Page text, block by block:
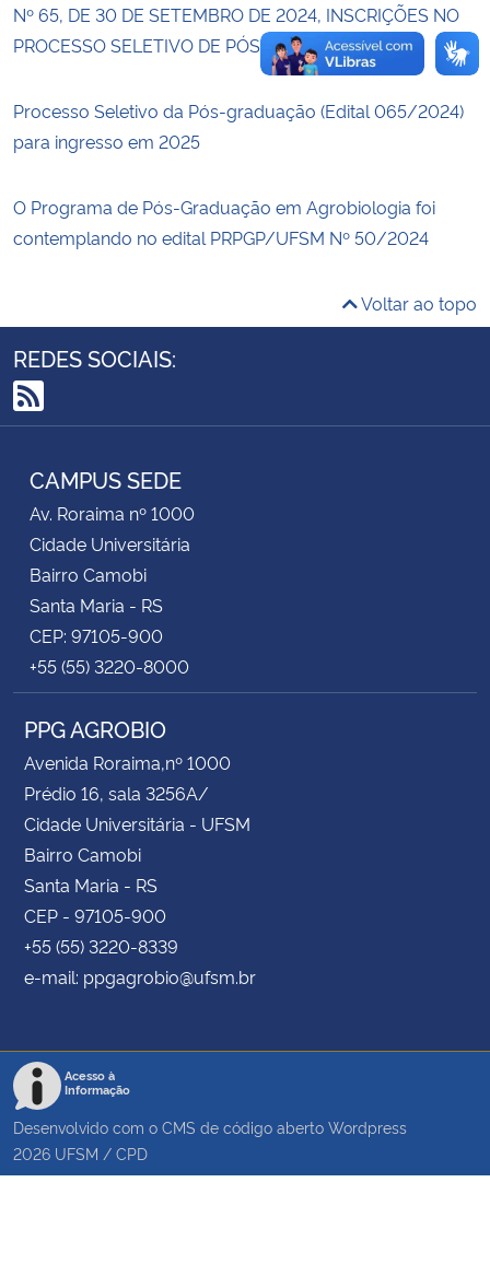
Advocacia-Geral da União
Planalto
Nº 65, DE 30 DE SETEMBRO DE 2024, INSCRIÇÕES NO
PROCESSO SELETIVO DE PÓS-GRADUAÇÃO
Processo Seletivo da Pós-graduação (Edital 065/2024)
para ingresso em 2025
O Programa de Pós-Graduação em Agrobiologia foi
contemplando no edital PRPGP/UFSM Nº 50/2024
Voltar ao topo
REDES SOCIAIS:
RSS
CAMPUS SEDE
Av. Roraima nº 1000
Cidade Universitária
Bairro Camobi
Santa Maria - RS
CEP: 97105-900
+55 (55) 3220-8000
PPG AGROBIO
Avenida Roraima,nº 1000
Prédio 16, sala 3256A/
Cidade Universitária - UFSM
Bairro Camobi
Santa Maria - RS
CEP - 97105-900
+55 (55) 3220-8339
e-mail: ppgagrobio@ufsm.br
Acesso à
Informação
Desenvolvido com o CMS de código aberto Wordpress
2026 UFSM / CPD